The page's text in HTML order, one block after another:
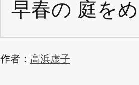
早春の 庭を
作者： 高浜虚子